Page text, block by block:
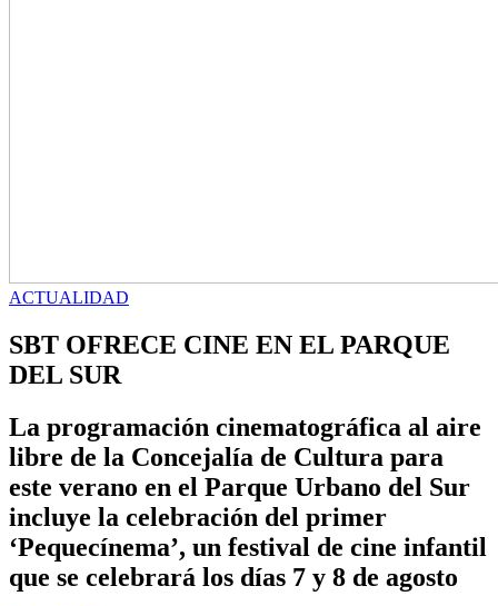
ACTUALIDAD
SBT OFRECE CINE EN EL PARQUE
DEL SUR
La programación cinematográfica al aire
libre de la Concejalía de Cultura para
este verano en el Parque Urbano del Sur
incluye la celebración del primer
‘Pequecínema’, un festival de cine infantil
que se celebrará los días 7 y 8 de agosto